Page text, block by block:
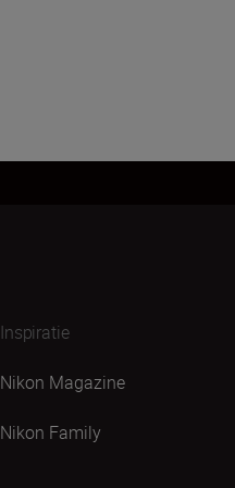
Inspiratie
Nikon Magazine
Nikon Family